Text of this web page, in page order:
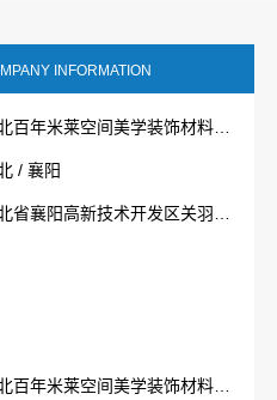
INFORMATION
/ 襄阳